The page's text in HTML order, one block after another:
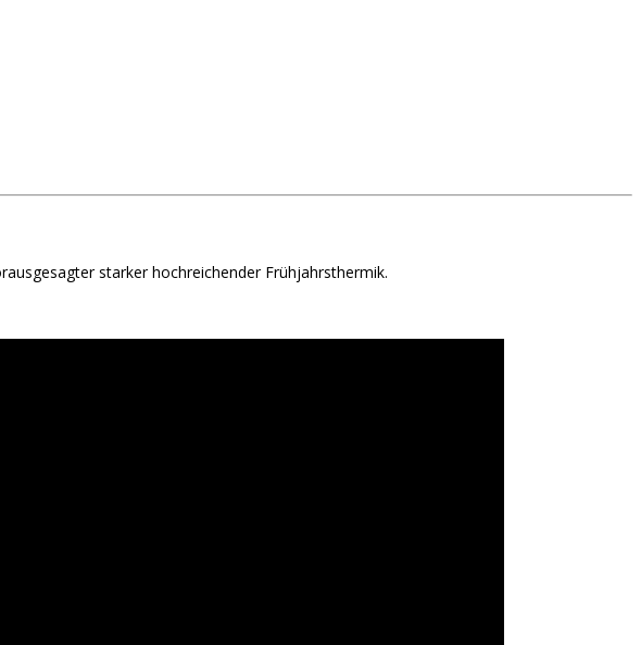
starker hochreichender Frühjahrsthermik.